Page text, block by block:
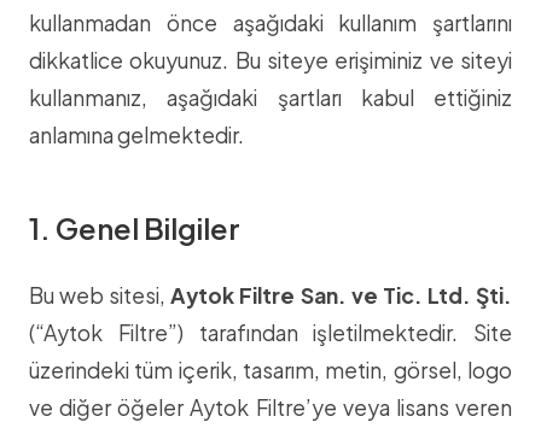
kullanmadan önce aşağıdaki kullanım şartlarını
dikkatlice okuyunuz. Bu siteye erişiminiz ve siteyi
kullanmanız, aşağıdaki şartları kabul ettiğiniz
anlamına gelmektedir.
1. Genel Bilgiler
Bu web sitesi,Aytok Filtre San. ve Tic. Ltd. Şti.
(“Aytok Filtre”) tarafından işletilmektedir. Site
üzerindeki tüm içerik, tasarım, metin, görsel, logo
ve diğer öğeler Aytok Filtre’ye veya lisans veren